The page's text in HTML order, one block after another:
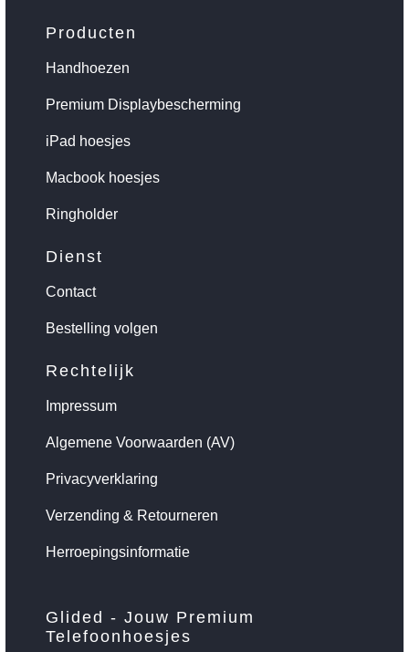
Producten
Handhoezen
Premium Displaybescherming
iPad hoesjes
Macbook hoesjes
Ringholder
Dienst
Contact
Bestelling volgen
Rechtelijk
Impressum
Algemene Voorwaarden (AV)
Privacyverklaring
Verzending & Retourneren
Herroepingsinformatie
Glided - Jouw Premium
Telefoonhoesjes